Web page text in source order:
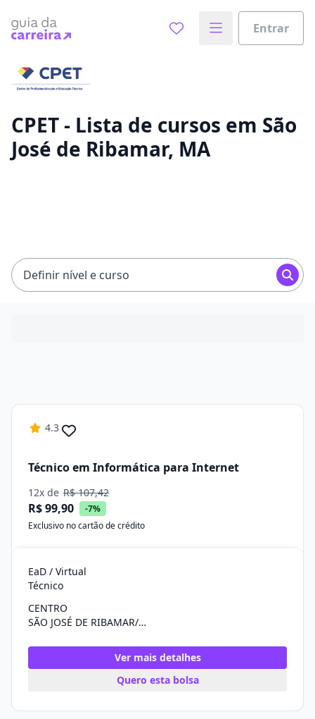
Entrar
Vamos te guiar no caminho ideal para seus estudos
Sim, já sei
CPET - Lista de cursos em São
José de Ribamar, MA
Definir nível e curso
4.3
Técnico em Informática para Internet
12x de R$ 107,42
R$ 99,90
-7%
Exclusivo no cartão de crédito
EaD / Virtual
Técnico
CENTRO
SÃO JOSÉ DE RIBAMAR/MA
Ver mais detalhes
Quero esta bolsa